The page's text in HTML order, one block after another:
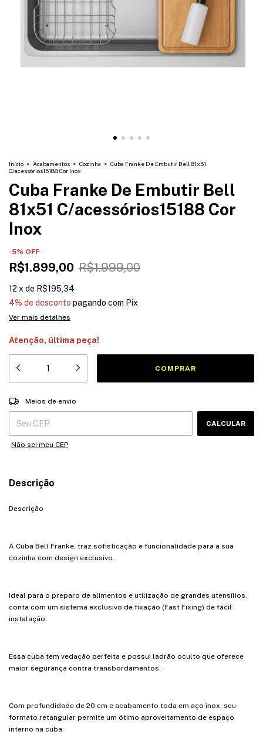
Início > Acabamentos > Cozinha > Cuba Franke De Embutir Bell 81x51
C/acessórios15188 Cor Inox
Cuba Franke De Embutir Bell
81x51 C/acessórios15188 Cor
Inox
-5% OFF
R$1.899,00 R$1.999,00
12 x de R$195,34
4% de desconto pagando com Pix
Ver mais detalhes
Atenção, última peça!
Entregas para o CEP:
Meios de envio
CALCULAR
Não sei meu CEP
Descrição
Descrição
A Cuba Bell Franke, traz sofisticação e funcionalidade para a sua
cozinha com design exclusivo.
Ideal para o preparo de alimentos e utilização de grandes utensílios,
conta com um sistema exclusivo de fixação (Fast Fixing) de fácil
instalação.
Essa cuba tem vedação perfeita e possui ladrão oculto que oferece
maior segurança contra transbordamentos.
Com profundidade de 20 cm e acabamento toda em aço inox, seu
formato retangular permite um ótimo aproveitamento de espaço
interno na cuba.